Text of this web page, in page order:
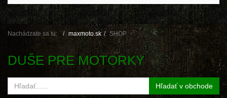
Nachádzate sa tu: maxmoto.sk SHOP
DUŠE PRE MOTORKY
Hľadať v obchode